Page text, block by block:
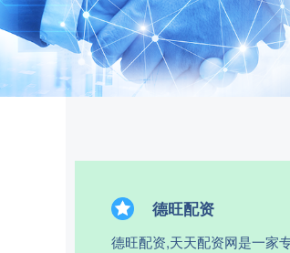
德旺配资
德旺配资,天天配资网是一家